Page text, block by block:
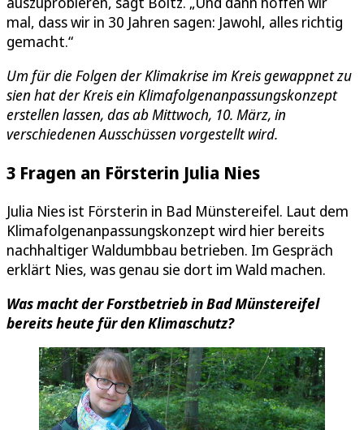
mal, dass wir in 30 Jahren sagen: Jawohl, alles richtig
gemacht.“
Um für die Folgen der Klimakrise im Kreis gewappnet zu
sien hat der Kreis ein Klimafolgenanpassungskonzept
erstellen lassen, das ab Mittwoch, 10. März, in
verschiedenen Ausschüssen vorgestellt wird.
3 Fragen an Försterin Julia Nies
Julia Nies ist Försterin in Bad Münstereifel. Laut dem
Klimafolgenanpassungskonzept wird hier bereits
nachhaltiger Waldumbbau betrieben. Im Gespräch
erklärt Nies, was genau sie dort im Wald machen.
Was macht der Forstbetrieb in Bad Münstereifel
bereits heute für den Klimaschutz?